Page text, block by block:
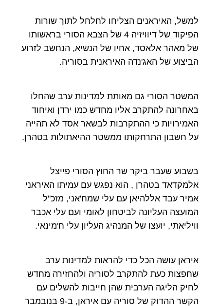
למשל, האיראנים הצליחו לחלחל לתוך שורות
הפיקוד של דיוויזיה 4 של הצבא הסורי בראשותו
של מאהר אלאסד, אחיו של הנשיא, הנחשב לזרוע
הביצוע של האג'נדה האיראנית בסוריה.
המשטר הסורי גם מאותת למדינות ערב שהחלו
באחרונה להתקרב אליו מחדש כמו ירדן ואיחוד
האמירויות כי ההתקרבות לבשאר אסד לא תהייה
על חשבון התרחקותו ממשטר ההיאתולות בטהרן.
בשבוע שעבר ביקר שר החוץ הסורי פייצל
אלמקדאד בטהרן , הוא נפגש עם עמיתו האיראני
אמיר עבד אללהיאן עם עלי שמח'אני, מזכ"ל
המועצה העליונה לביטחון לאומי ועם עלי אכבר
וויליאתי, יועצו של המנהיג העליון עלי ח'מינאי.
איראן עושה הכל כדי להראות למדינות ערב
שחפצות כעת להתקרב לסוריה ולהחזירה מחדש
לחיק הליגה הערבית שהן חייבות להשלים עם
הקשר ההדוק של סוריה עם איראן, ב-9 בנובמבר